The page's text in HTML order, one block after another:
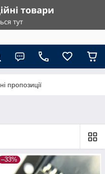
пропозиції
–33%